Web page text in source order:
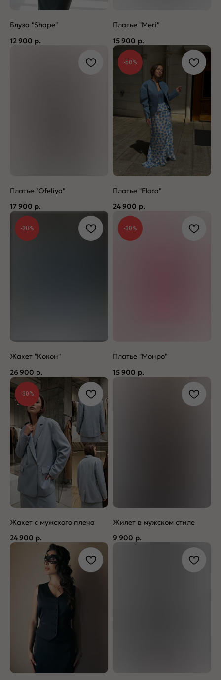
Блуза "Shape"
12 900 р.
Платье "Meri"
15 900 р.
Платье "Ofeliya"
17 900 р.
-50%
Платье "Flora"
24 900 р.
-30%
Жакет "Кокон"
26 900 р.
-30%
Платье "Монро"
15 900 р.
-30%
Жакет с мужского плеча
24 900 р.
Жилет в мужском стиле
9 900 р.